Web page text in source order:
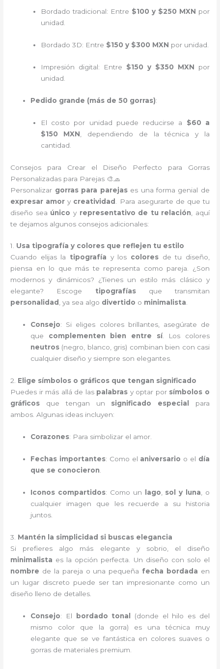
Bordado tradicional: Entre $100 y $250 MXN por
unidad.
Bordado 3D: Entre $150 y $300 MXN por unidad.
Impresión digital: Entre $150 y $350 MXN por
unidad.
Pedido grande (más de 50 gorras):
El costo por unidad puede reducirse a $60 a
$150 MXN , dependiendo de la técnica y la
cantidad.
Consejos para Crear el Diseño Perfecto para Gorras
Personalizadas para Parejas 🎨🧢
Personalizar gorras para parejases una forma genial de
expresar amor y creatividad . Para asegurarte de que tu
diseño sea único y representativo de tu relación , aquí
te dejamos algunos consejos adicionales:
1. Usa tipografía y colores que reflejen tu estilo
Cuando elijas la tipografía y los coloresde tu diseño,
piensa en lo que más te representa como pareja. ¿Son
modernos y dinámicos? ¿Tienes un estilo más clásico y
elegante? Escoge tipografíasque transmitan
personalidad , ya sea algo divertido o minimalista.
Consejo: Si eliges colores brillantes, asegúrate de
que complementen bien entre sí. Los colores
neutros (negro, blanco, gris) combinan bien con casi
cualquier diseño y siempre son elegantes.
2. Elige símbolos o gráficos que tengan significado
Puedes ir más allá de las palabras y optar por símbolos o
gráficos que tengan un significado especial
para
ambos. Algunas ideas incluyen:
Corazones: Para simbolizar el amor.
Fechas importantes: Como el aniversario o el día
que se conocieron
Iconos compartidos: Como un lago sol y luna , o
cualquier imagen que les recuerde a su historia
juntos.
3. Mantén la simplicidad si buscas elegancia
Si prefieres algo más elegante y sobrio, el diseño
minimalista es la opción perfecta. Un diseño con solo el
nombre de la pareja o una pequeña fecha bordada en
un lugar discreto puede ser tan impresionante como un
diseño lleno de detalles.
Consejo: El bordado tonal (donde el hilo es del
mismo color que la gorra) es una técnica muy
elegante que se ve fantástica en colores suaves o
gorras de materiales premium.